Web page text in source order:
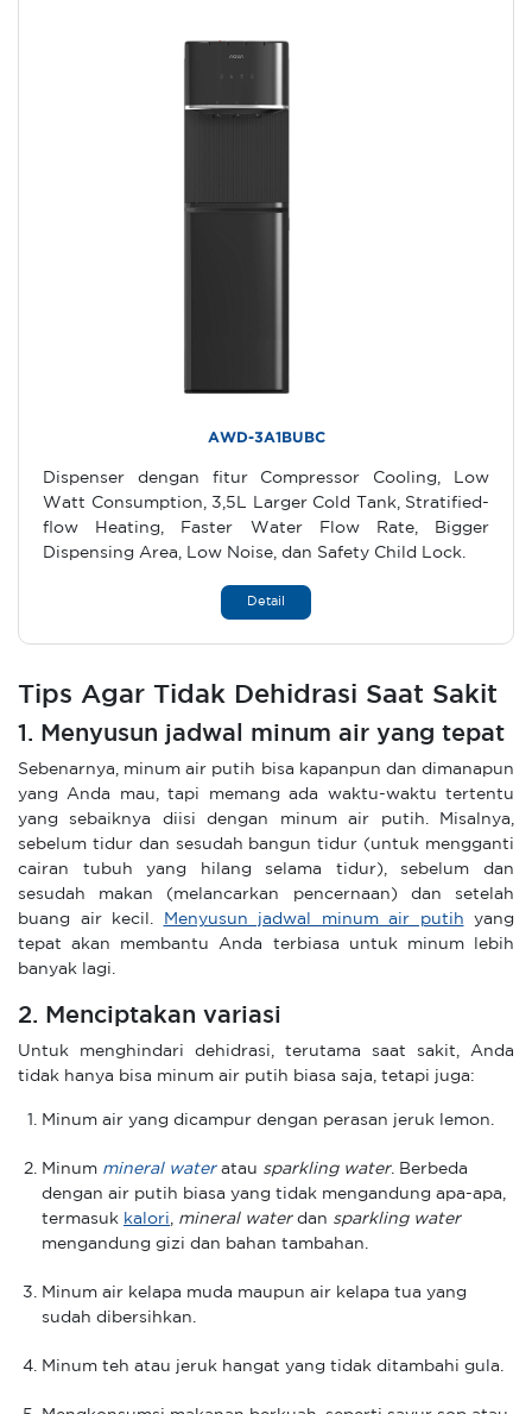
AWD-3A1BUBC
Dispenser dengan fitur Compressor Cooling, Low
Watt Consumption, 3,5L Larger Cold Tank, Stratified-
flow Heating, Faster Water Flow Rate, Bigger
Dispensing Area, Low Noise, dan Safety Child Lock.
Detail
Tips Agar Tidak Dehidrasi Saat Sakit
1. Menyusun jadwal minum air yang tepat
Sebenarnya, minum air putih bisa kapanpun dan dimanapun
yang Anda mau, tapi memang ada waktu-waktu tertentu
yang sebaiknya diisi dengan minum air putih. Misalnya,
sebelum tidur dan sesudah bangun tidur (untuk mengganti
cairan tubuh yang hilang selama tidur), sebelum dan
sesudah makan (melancarkan pencernaan) dan setelah
buang air kecil.
Menyusun jadwal minum air putih yang
tepat akan membantu Anda terbiasa untuk minum lebih
banyak lagi.
2. Menciptakan variasi
Untuk menghindari dehidrasi, terutama saat sakit, Anda
tidak hanya bisa minum air putih biasa saja, tetapi juga:
Minum air yang dicampur dengan perasan jeruk lemon.
Minum mineral wateratau sparkling water. Berbeda
dengan air putih biasa yang tidak mengandung apa-apa,
termasuk kalori mineral waterdan sparkling water
mengandung gizi dan bahan tambahan.
Minum air kelapa muda maupun air kelapa tua yang
sudah dibersihkan.
Minum teh atau jeruk hangat yang tidak ditambahi gula.